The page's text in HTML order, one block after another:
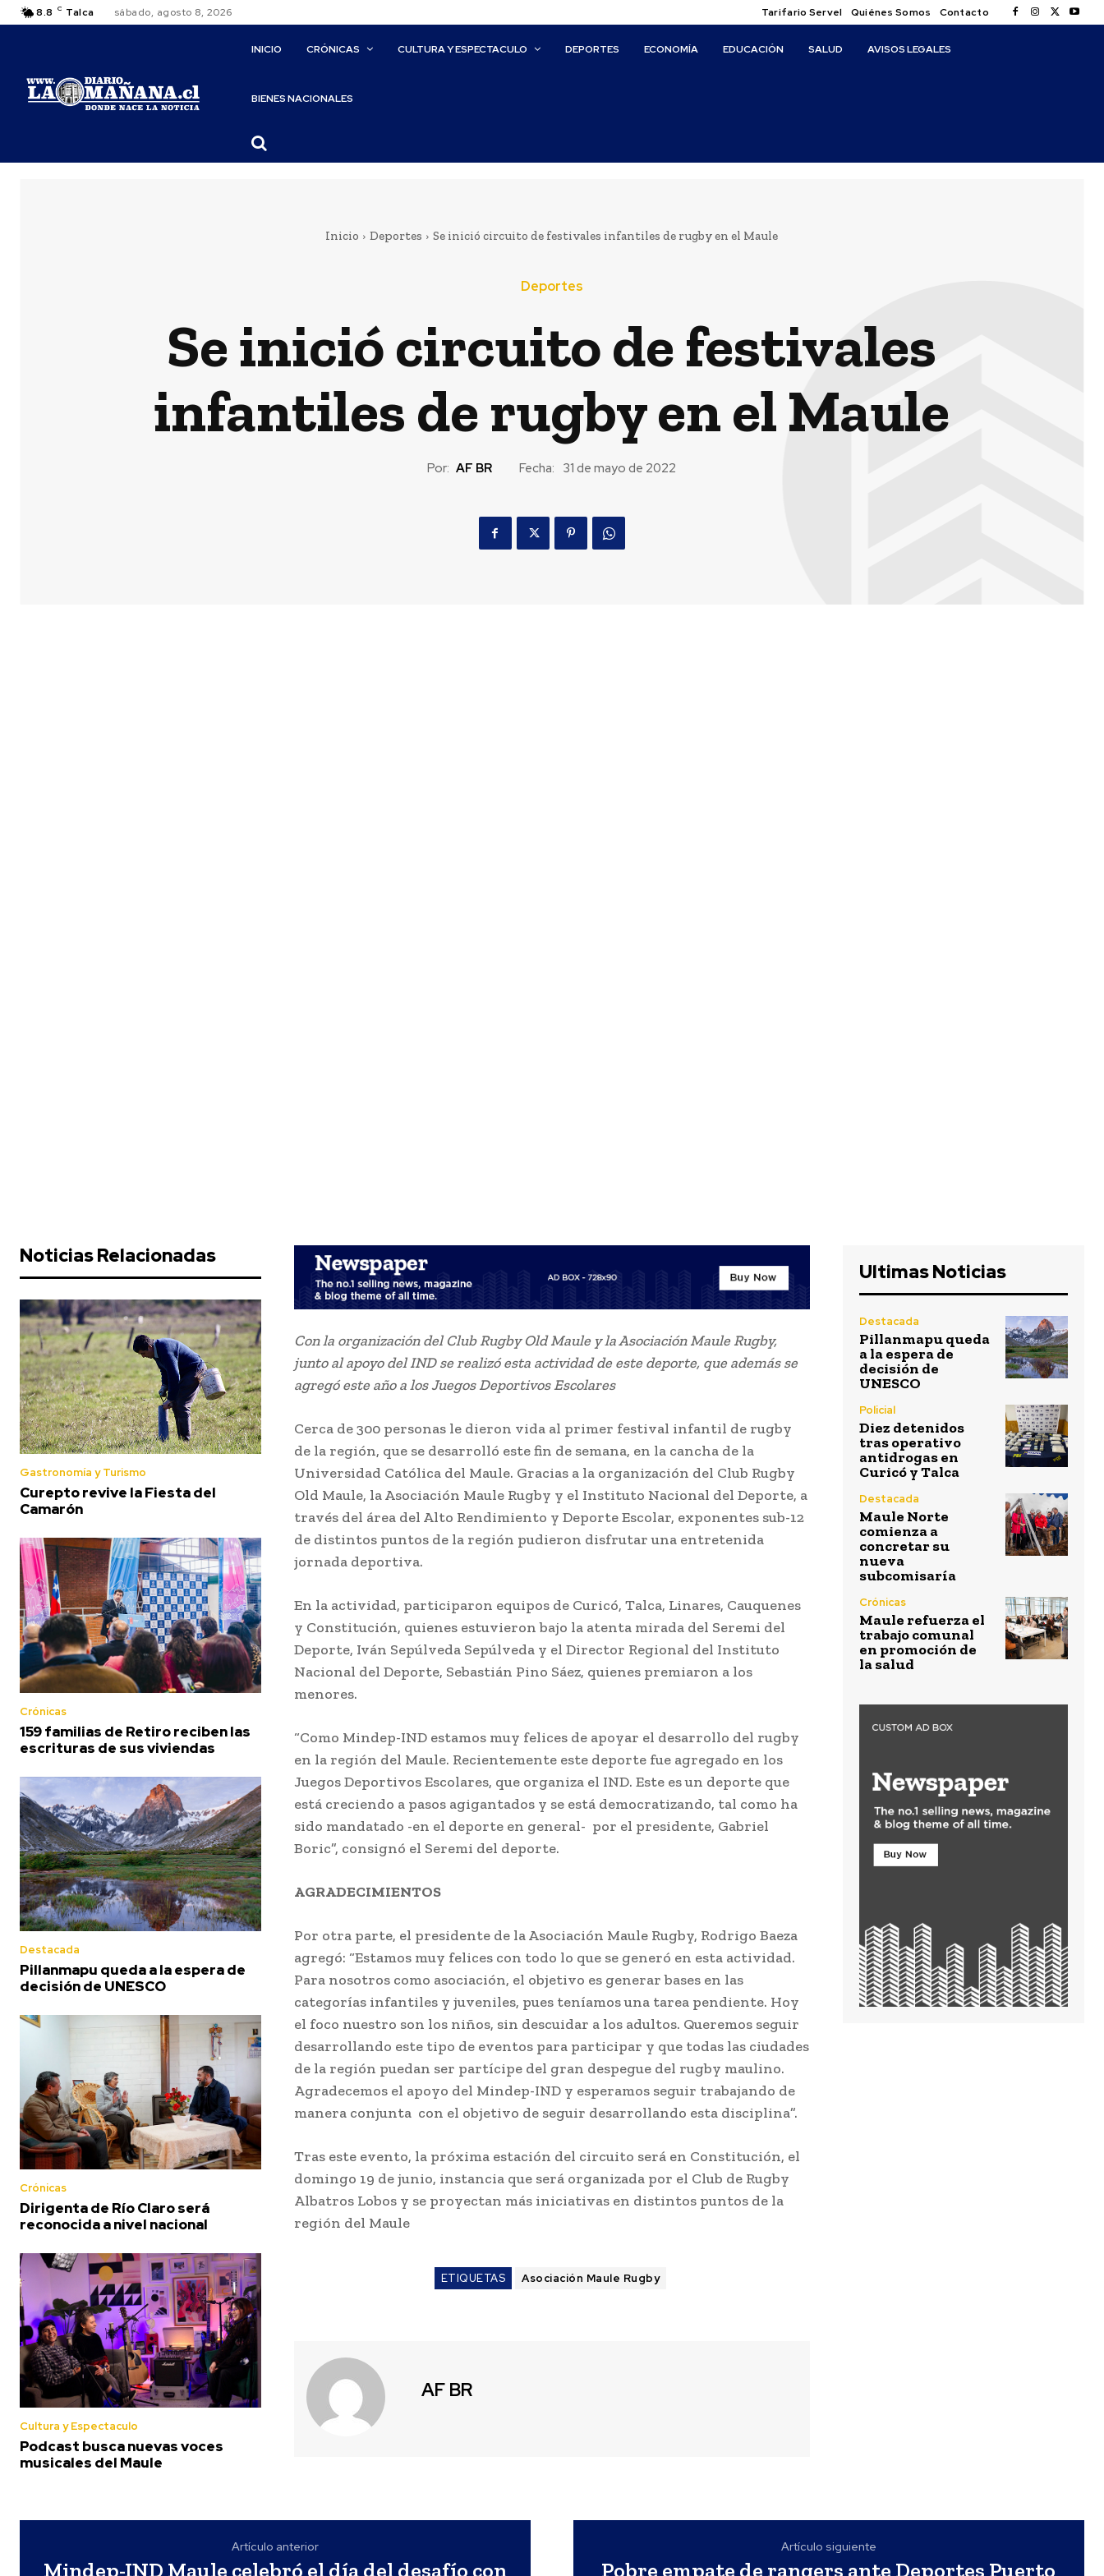
8.8 C Talca sábado, agosto 8, 2026 Tarifario Servel Quiénes Somos Contacto
INICIO CRÓNICAS CULTURA Y ESPECTACULO DEPORTES ECONOMÍA EDUCACIÓN SALUD AVISOS LEGALES
BIENES NACIONALES
Inicio Deportes Se inició circuito de festivales infantiles de rugby en el Maule
Deportes
Se inició circuito de festivales
infantiles de rugby en el Maule
Por: AF BR Fecha: 31 de mayo de 2022
Noticias Relacionadas
Gastronomía y Turismo
Curepto revive la Fiesta del
Camarón
Crónicas
159 familias de Retiro reciben las
escrituras de sus viviendas
Destacada
Pillanmapu queda a la espera de
decisión de UNESCO
Crónicas
Dirigenta de Río Claro será
reconocida a nivel nacional
Cultura y Espectaculo
Podcast busca nuevas voces
musicales del Maule
Con la organización del Club Rugby Old Maule y la Asociación Maule Rugby,
junto al apoyo del IND se realizó esta actividad de este deporte, que además se
agregó este año a los Juegos Deportivos Escolares
Cerca de 300 personas le dieron vida al primer festival infantil de rugby
de la región, que se desarrolló este fin de semana, en la cancha de la
Universidad Católica del Maule. Gracias a la organización del Club Rugby
Old Maule, la Asociación Maule Rugby y el Instituto Nacional del Deporte, a
través del área del Alto Rendimiento y Deporte Escolar, exponentes sub-12
de distintos puntos de la región pudieron disfrutar una entretenida
jornada deportiva.
En la actividad, participaron equipos de Curicó, Talca, Linares, Cauquenes
y Constitución, quienes estuvieron bajo la atenta mirada del Seremi del
Deporte, Iván Sepúlveda Sepúlveda y el Director Regional del Instituto
Nacional del Deporte, Sebastián Pino Sáez, quienes premiaron a los
menores.
“Como Mindep-IND estamos muy felices de apoyar el desarrollo del rugby
en la región del Maule. Recientemente este deporte fue agregado en los
Juegos Deportivos Escolares, que organiza el IND. Este es un deporte que
está creciendo a pasos agigantados y se está democratizando, tal como ha
sido mandatado -en el deporte en general- por el presidente, Gabriel
Boric”, consignó el Seremi del deporte.
AGRADECIMIENTOS
Por otra parte, el presidente de la Asociación Maule Rugby, Rodrigo Baeza
agregó: “Estamos muy felices con todo lo que se generó en esta actividad.
Para nosotros como asociación, el objetivo es generar bases en las
categorías infantiles y juveniles, pues teníamos una tarea pendiente. Hoy
el foco nuestro son los niños, sin descuidar a los adultos. Queremos seguir
desarrollando este tipo de eventos para participar y que todas las ciudades
de la región puedan ser partícipe del gran despegue del rugby maulino.
Agradecemos el apoyo del Mindep-IND y esperamos seguir trabajando de
manera conjunta con el objetivo de seguir desarrollando esta disciplina”.
Tras este evento, la próxima estación del circuito será en Constitución, el
domingo 19 de junio, instancia que será organizada por el Club de Rugby
Albatros Lobos y se proyectan más iniciativas en distintos puntos de la
región del Maule
ETIQUETAS Asociación Maule Rugby
AF BR
Ultimas Noticias
Destacada
Pillanmapu queda
a la espera de
decisión de
UNESCO
Policial
Diez detenidos
tras operativo
antidrogas en
Curicó y Talca
Destacada
Maule Norte
comienza a
concretar su
nueva
subcomisaría
Crónicas
Maule refuerza el
trabajo comunal
en promoción de
la salud
Artículo anterior
Mindep-IND Maule celebró el día del desafío con
Artículo siguiente
Pobre empate de rangers ante Deportes Puerto